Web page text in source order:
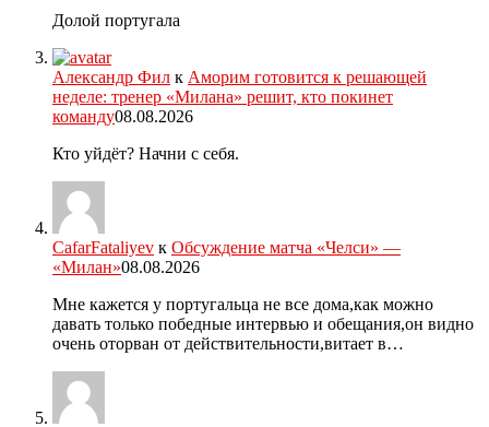
Долой португала
Александр Фил к Аморим готовится к решающей
неделе: тренер «Милана» решит, кто покинет
команду08.08.2026
Кто уйдёт? Начни с себя.
CafarFataliyev к Обсуждение матча «Челси» —
«Милан»08.08.2026
Мне кажется у португальца не все дома,как можно
давать только победные интервью и обещания,он видно
очень оторван от действительности,витает в…